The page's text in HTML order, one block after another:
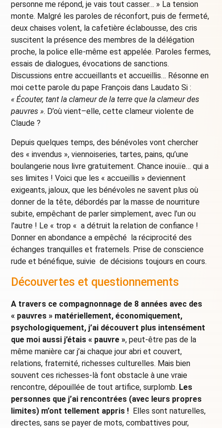
personne me répond, je vais tout casser… » La tension
monte. Malgré les paroles de réconfort, puis de fermeté,
deux chaises volent, la cafetière éclabousse, des cris
suscitent la présence des membres de la délégation
proche, la police elle-même est appelée. Paroles fermes,
essais de dialogues, évocations de sanctions.
Discussions entre accueillants et accueillis… Résonne en
moi cette parole du pape François dans Laudato Si :
« Écouter, tant la clameur de la terre que la clameur des
pauvres ». D’où vient–elle, cette clameur violente de
Claude ?
Depuis quelques temps, des bénévoles vont chercher
des « invendus », viennoiseries, tartes, pains, qu’une
boulangerie nous livre gratuitement. Chance inouïe… qui a
ses limites ! Voici que les « accueillis » deviennent
exigeants, jaloux, que les bénévoles ne savent plus où
donner de la tête, débordés par la masse de nourriture
subite, empêchant de parler simplement, avec l’un ou
l’autre ! Le « trop « a détruit la relation de confiance !
Donner en abondance a empêché la réciprocité des
échanges tranquilles et fraternels. Prise de conscience
rude et bénéfique, suivie de décisions toujours en cours.
Découvertes et questionnements
A travers ce compagnonnage de 8 années avec des
« pauvres » matériellement, économiquement,
psychologiquement, j’ai découvert plus intensément
que moi aussi j’étais « pauvre », peut-être pas de la
même manière car j’ai chaque jour abri et couvert,
relations, fraternité, richesses culturelles. Mais bien
souvent ces richesses-là font obstacle à une vraie
rencontre, dépouillée de tout artifice, surplomb. Les
personnes que j’ai rencontrées (avec leurs propres
limites) m’ont tellement appris ! Elles sont naturelles,
directes, sans se payer de mots, combattives pour,